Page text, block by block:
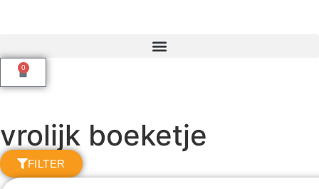
0
vrolijk boeketje
FILTER